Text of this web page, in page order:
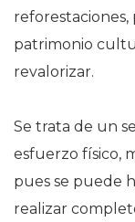
patrimonio
revalorizar.
Se trata de un
esfuerzo físico,
pues se puede
realizar